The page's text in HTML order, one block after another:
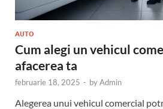
AUTO
Cum alegi un vehicul
afacerea ta
februarie 18, 2025 - byAdmin
Alegerea unui vehicul comercial